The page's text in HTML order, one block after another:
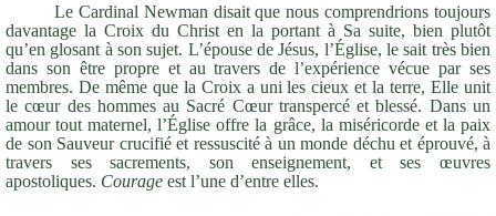
Le Cardinal Newman disait que nous comprendrions toujours
davantage la Croix du Christ en la portant à Sa suite, bien plutôt
qu’en glosant à son sujet. L’épouse de Jésus, l’Église, le sait très bien
dans son être propre et au travers de l’expérience vécue par ses
membres. De même que la Croix a uni les cieux et la terre, Elle unit
le cœur des hommes au Sacré Cœur transpercé et blessé. Dans un
amour tout maternel, l’Église offre la grâce, la miséricorde et la paix
de son Sauveur crucifié et ressuscité à un monde déchu et éprouvé, à
travers ses sacrements, son enseignement, et ses œuvres
apostoliques. Courage est l’une d’entre elles.